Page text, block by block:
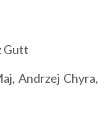
Gutt
Andrzej Chyra,